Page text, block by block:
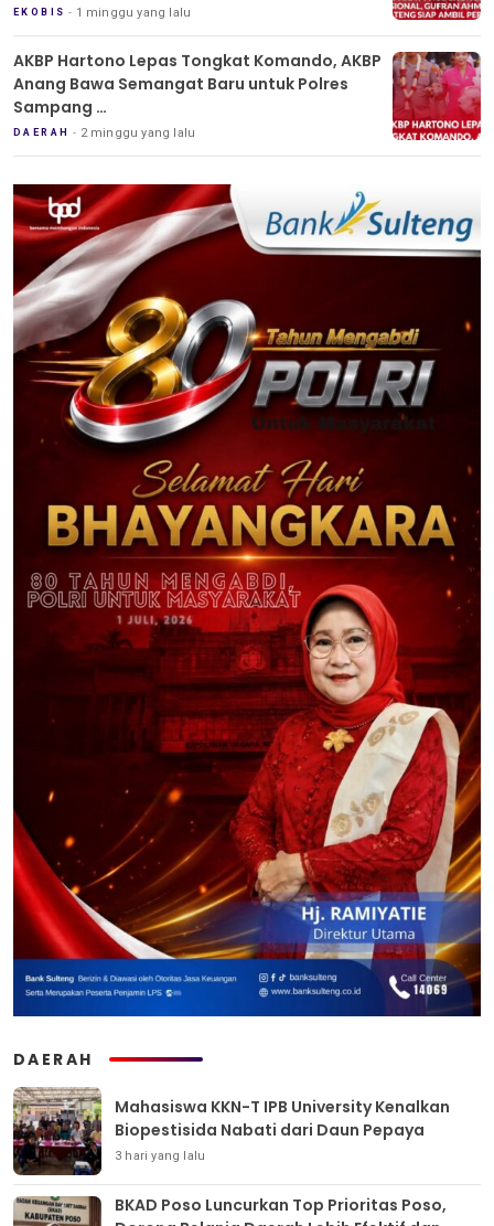
EKOBIS 1 minggu yang lalu
AKBP Hartono Lepas Tongkat Komando, AKBP
Anang Bawa Semangat Baru untuk Polres
Sampang
Tradisi Pedang Pora Iringi Sertijab Kapolres
Sampang
DAERAH 2 minggu yang lalu
DAERAH
Mahasiswa KKN-T IPB University Kenalkan
Biopestisida Nabati dari Daun Pepaya
3 hari yang lalu
BKAD Poso Luncurkan Top Prioritas Poso,